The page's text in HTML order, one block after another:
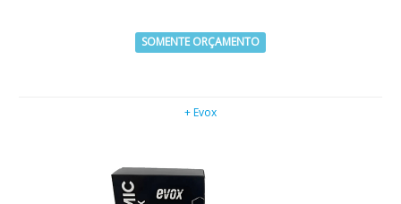
SOMENTE ORÇAMENTO
+ Evox